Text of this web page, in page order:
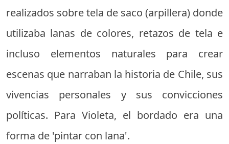
realizados sobre tela de saco (arpillera) donde
utilizaba lanas de colores, retazos de tela e
incluso elementos naturales para crear
escenas que narraban la historia de Chile, sus
vivencias personales y sus convicciones
políticas. Para Violeta, el bordado era una
forma de 'pintar con lana'.